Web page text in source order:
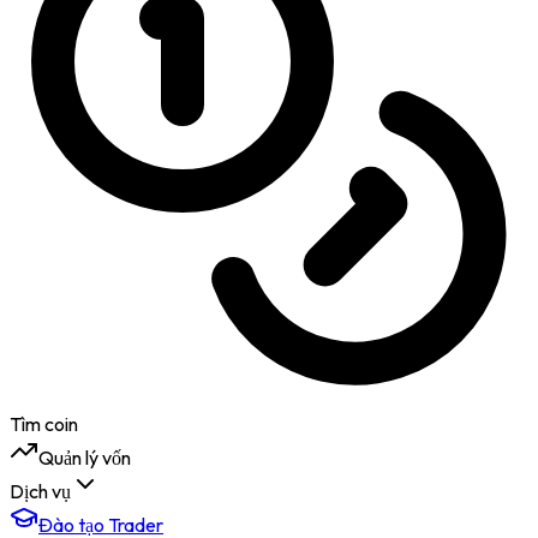
Tìm coin
Quản lý vốn
Dịch vụ
Đào tạo Trader